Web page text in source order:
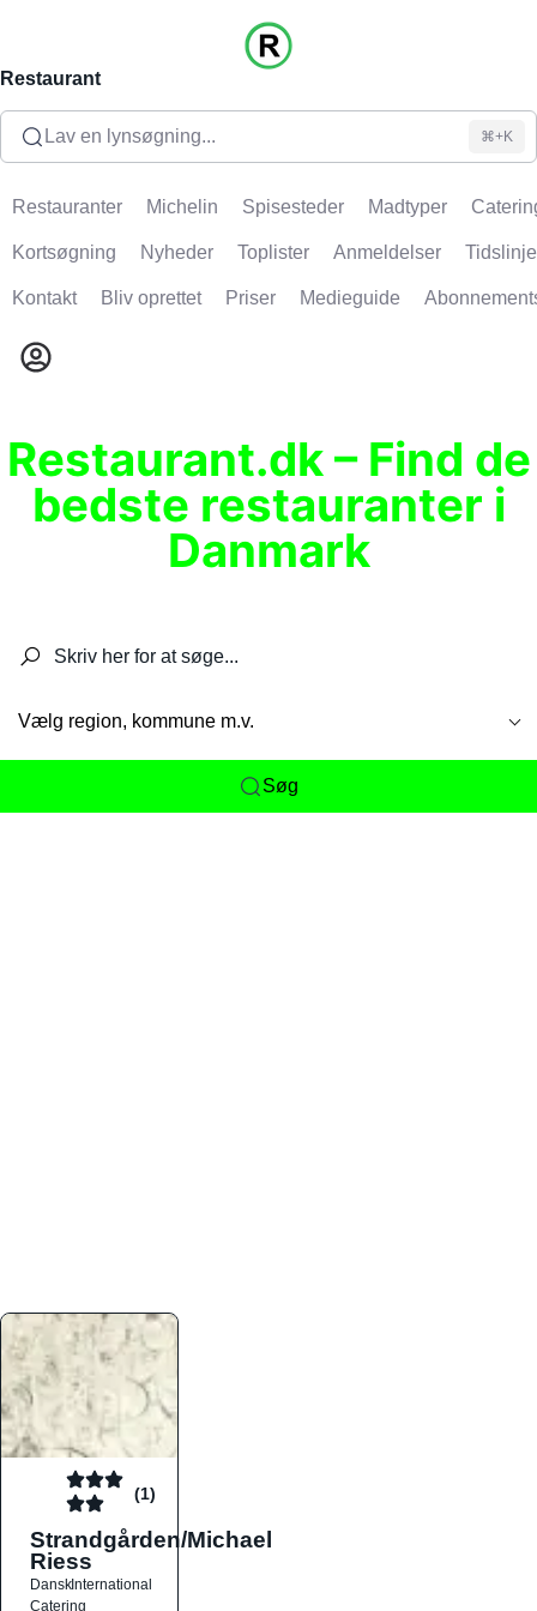
Restaurant
Lav en lynsøgning... ⌘+K
Restauranter Michelin Spisesteder Madtyper
Kortsøgning Nyheder Toplister Anmeldelser Tidslinje
Kontakt Bliv oprettet Priser Medieguide
Restaurant.dk – Find de
bedste restauranter i
Danmark
Vælg region, kommune m.v.
Søg
(1)
Strandgården/Michael
Riess
DanskInternational
Catering